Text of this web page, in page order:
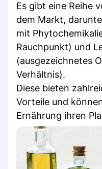
Es gibt eine Reihe
dem Markt,
mit
Rauchpunkt) und
(ausgezeichnetes
Verhältnis).
Diese bieten
Vorteile und
Ernährung ihren